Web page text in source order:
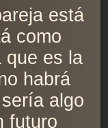
está
como
que es la
habrá
algo
futuro